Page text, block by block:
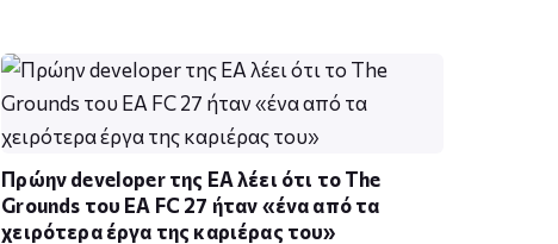
Πρώην developer της EA λέει ότι το The
Grounds του EA FC 27 ήταν «ένα από τα
χειρότερα έργα της καριέρας του»